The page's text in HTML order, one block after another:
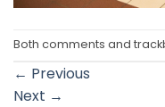
Both comments and
← Previous
Next →